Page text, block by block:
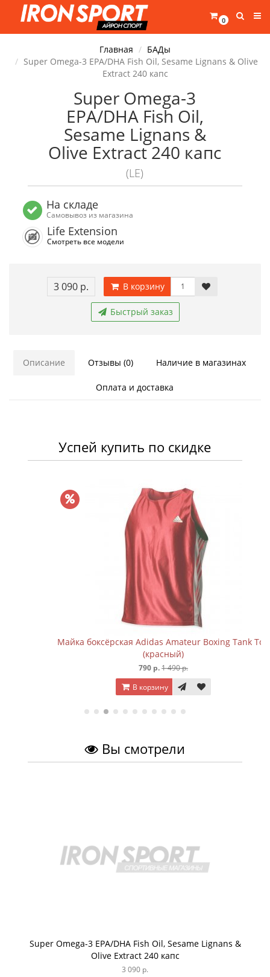
0
Главная
БАДы
Super Omega-3 EPA/DHA Fish Oil, Sesame Lignans & Olive
Extract 240 капс
Super Omega-3
EPA/DHA Fish Oil,
Sesame Lignans &
Olive Extract 240 капс
(LE)
На складе
Самовывоз из магазина
Life Extension
Смотреть все модели
3 090 р. В корзину
Быстрый заказ
Описание Отзывы (0) Наличие в магазинах
Оплата и доставка
Успей купить по скидке
Майка боксёрская Adidas Amateur Boxing Tank Top
(красный)
1 490 р.
В корзину
Вы смотрели
Super Omega-3 EPA/DHA Fish Oil, Sesame Lignans &
Olive Extract 240 капс
3 090 р.